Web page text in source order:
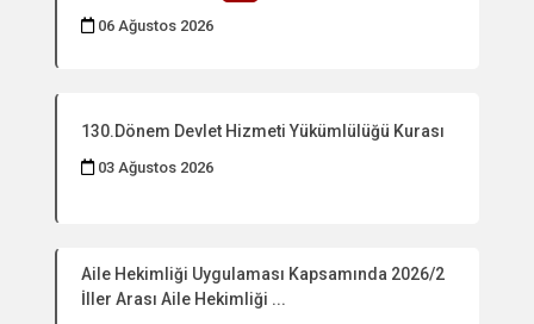
06 Ağustos 2026
130.Dönem Devlet Hizmeti Yükümlülüğü Kurası
03 Ağustos 2026
Aile Hekimliği Uygulaması Kapsamında 2026/2
İller Arası Aile Hekimliği ...